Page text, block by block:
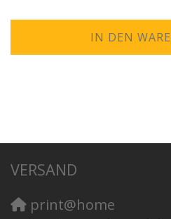
IN DEN
VERSAND
print@home